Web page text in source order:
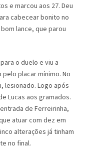
e marcou aos 27. Deu
cabecear bonito no
lance, que parou
o duelo e viu a
placar mínimo. No
lesionado. Logo após
Lucas aos gramados.
de Ferreirinha,
atuar com dez em
alterações já tinham
no final.